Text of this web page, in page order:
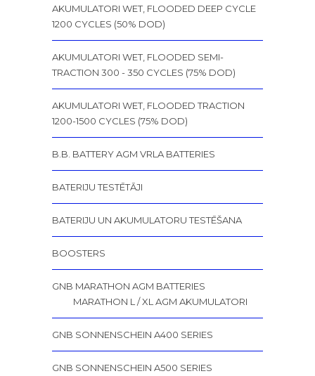
AKUMULATORI WET, FLOODED DEEP CYCLE
1200 CYCLES (50% DOD)
AKUMULATORI WET, FLOODED SEMI-
TRACTION 300 - 350 CYCLES (75% DOD)
AKUMULATORI WET, FLOODED TRACTION
1200-1500 CYCLES (75% DOD)
B.B. BATTERY AGM VRLA BATTERIES
BATERIJU TESTĒTĀJI
BATERIJU UN AKUMULATORU TESTĒŠANA
BOOSTERS
GNB MARATHON AGM BATTERIES
MARATHON L / XL AGM AKUMULATORI
GNB SONNENSCHEIN A400 SERIES
GNB SONNENSCHEIN A500 SERIES